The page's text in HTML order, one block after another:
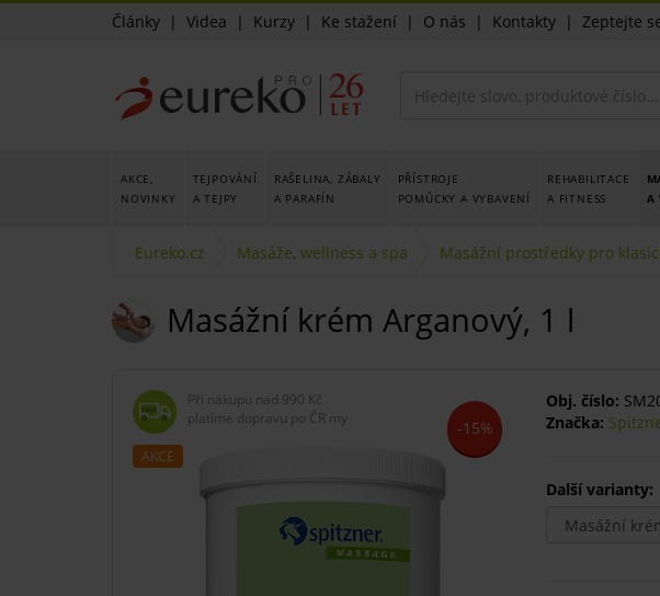
Články | Videa | Kurzy | Ke stažení | O nás | Kontakty | Zeptejte
AKCE,
NOVINKY
TEJPOVÁNÍ
A TEJPY
RAŠELINA, ZÁBALY
A PARAFÍN
PŘÍSTROJE
POMŮCKY A VYBAVENÍ
REHABILITACE
A FITNESS
A
Eureko.cz Masáže, wellness a spa Masážní prostředky pro
Masážní krém Arganový, 1 l
Při nákupu nad 990 Kč
platíme dopravu po ČR my
AKCE
-15%
Obj. číslo:
Značka:
Další varianty: